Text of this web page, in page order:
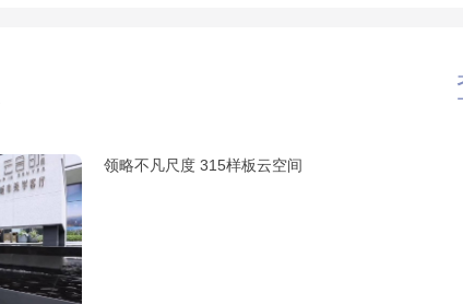
领略不凡尺度 315样板云空间